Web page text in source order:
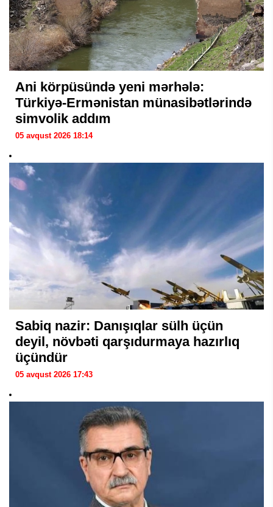
Ani körpüsündə yeni mərhələ:
Türkiyə-Ermənistan münasibətlərində
simvolik addım
05 avqust 2026 18:14
Sabiq nazir: Danışıqlar sülh üçün
deyil, növbəti qarşıdurmaya hazırlıq
üçündür
05 avqust 2026 17:43